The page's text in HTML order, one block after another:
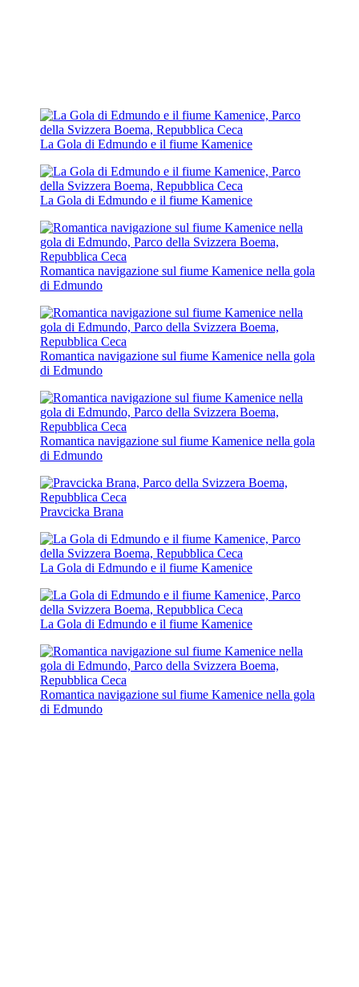
La Gola di Edmundo e il fiume Kamenice
La Gola di Edmundo e il fiume Kamenice
Romantica navigazione sul fiume Kamenice nella gola
di Edmundo
Romantica navigazione sul fiume Kamenice nella gola
di Edmundo
Romantica navigazione sul fiume Kamenice nella gola
di Edmundo
Pravcicka Brana
La Gola di Edmundo e il fiume Kamenice
La Gola di Edmundo e il fiume Kamenice
Romantica navigazione sul fiume Kamenice nella gola
di Edmundo